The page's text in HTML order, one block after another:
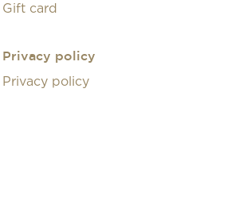
Gift card
Privacy policy
Privacy policy